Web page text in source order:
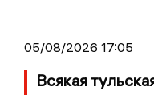
05/08/2026 17:05
Всякая